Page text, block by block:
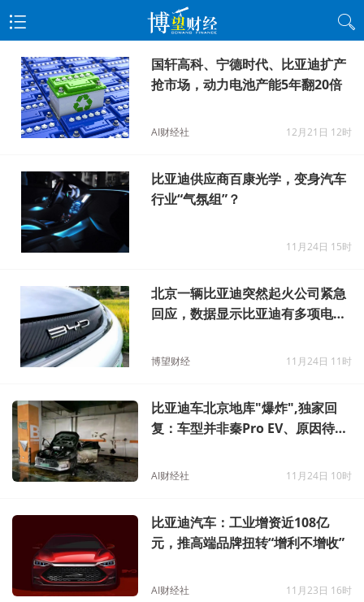
国轩高科、宁德时代、比亚迪扩产
抢市场，动力电池产能5年翻20倍
AI财经社 12月21日 12时
比亚迪供应商百康光学，变身汽车
行业“气氛组”？
11月24日 15时
北京一辆比亚迪突然起火公司紧急
回应，数据显示比亚迪有多项电池
博望财经 11月24日 11时
比亚迪车北京地库"爆炸",独家回
复：车型并非秦Pro EV、原因待调
AI财经社 11月24日 10时
比亚迪汽车：工业增资近108亿
元，推高端品牌扭转“增利不增收”
AI财经社 11月23日 16时